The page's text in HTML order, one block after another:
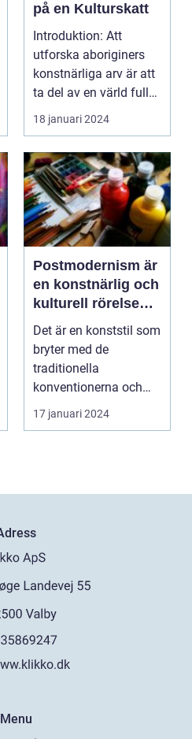
på en Kulturskatt
Introduktion: Att
utforska aboriginers
konstnärliga arv är att
ta del av en värld full
av rikedom oc...
18 januari 2024
Postmodernism är
en konstnärlig och
kulturell rörelse
som började ta
form under 1960-
talet och fortsatte
att växa i
de kommande
årtiondena
Det är en konststil som
bryter med de
traditionella
konventionerna och
utmanar den
etablerade normen...
17 januari 2024
Menu